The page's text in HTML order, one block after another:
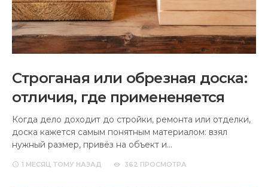
Строганая или обрезная доска:
отличия, где примененяется
Когда дело доходит до стройки, ремонта или отделки,
доска кажется самым понятным материалом: взял
нужный размер, привёз на объект и…
1 МЕСЯЦ ТОМУ НАЗАД 362 ПРОСМОТРА